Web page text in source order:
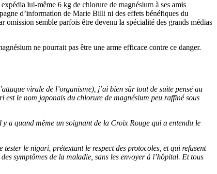
lui-même 6 kg de chlorure de magnésium à ses amis
d’information de Marie Billi ni des effets bénéfiques du
semble parfois être devenu la spécialité des grands médias
ne pourrait pas être une arme efficace contre ce danger.
virale de l’organisme), j’ai bien sûr tout de suite pensé au
le nom japonais du chlorure de magnésium peu raffiné sous
a quand même un soignant de la Croix Rouge qui a entendu le
le nigari, prétextant le respect des protocoles, et qui refusent
symptômes de la maladie, sans les envoyer à l’hôpital. Et tous